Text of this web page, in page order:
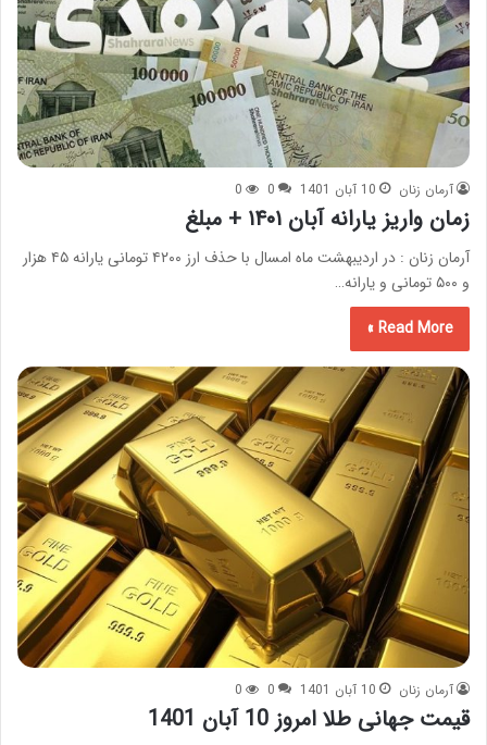
آرمان زنان 10 آبان 1401 0
0
زمان واریز یارانه آبان ۱۴۰۱ + مبلغ
آرمان زنان : در اردیبهشت ماه امسال با حذف ارز ۴۲۰۰ تومانی یارانه ۴۵ هزار
و ۵۰۰ تومانی و یارانه…
Read More »
آرمان زنان 10 آبان 1401 0
0
قیمت جهانی طلا امروز 10 آبان 1401